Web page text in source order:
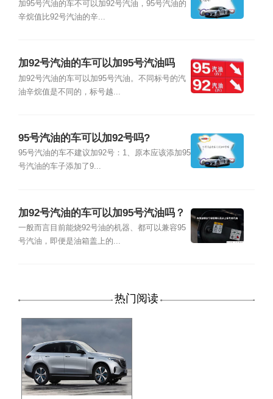
加95号汽油的车不可以加92号汽油，95号汽油的
辛烷值比92号汽油的辛...
加92号汽油的车可以加95号汽油吗
加92号汽油的车可以加95号汽油。不同标号的汽
油辛烷值是不同的，标号越...
95号汽油的车可以加92号吗?
95号汽油的车不建议加92号：1、原本应该添加95
号汽油的车子添加了9...
加92号汽油的车可以加95号汽油吗？
一般而言目前能烧92号油的机器、都可以兼容95
号汽油，即便是油箱盖上的...
热门阅读